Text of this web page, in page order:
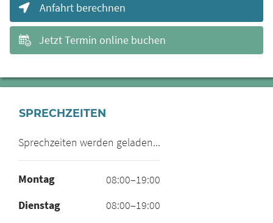
Anfahrt berechnen
Jetzt Termin online buchen
SPRECHZEITEN
Sprechzeiten werden geladen...
Montag
08:00–19:00
Dienstag
08:00–19:00